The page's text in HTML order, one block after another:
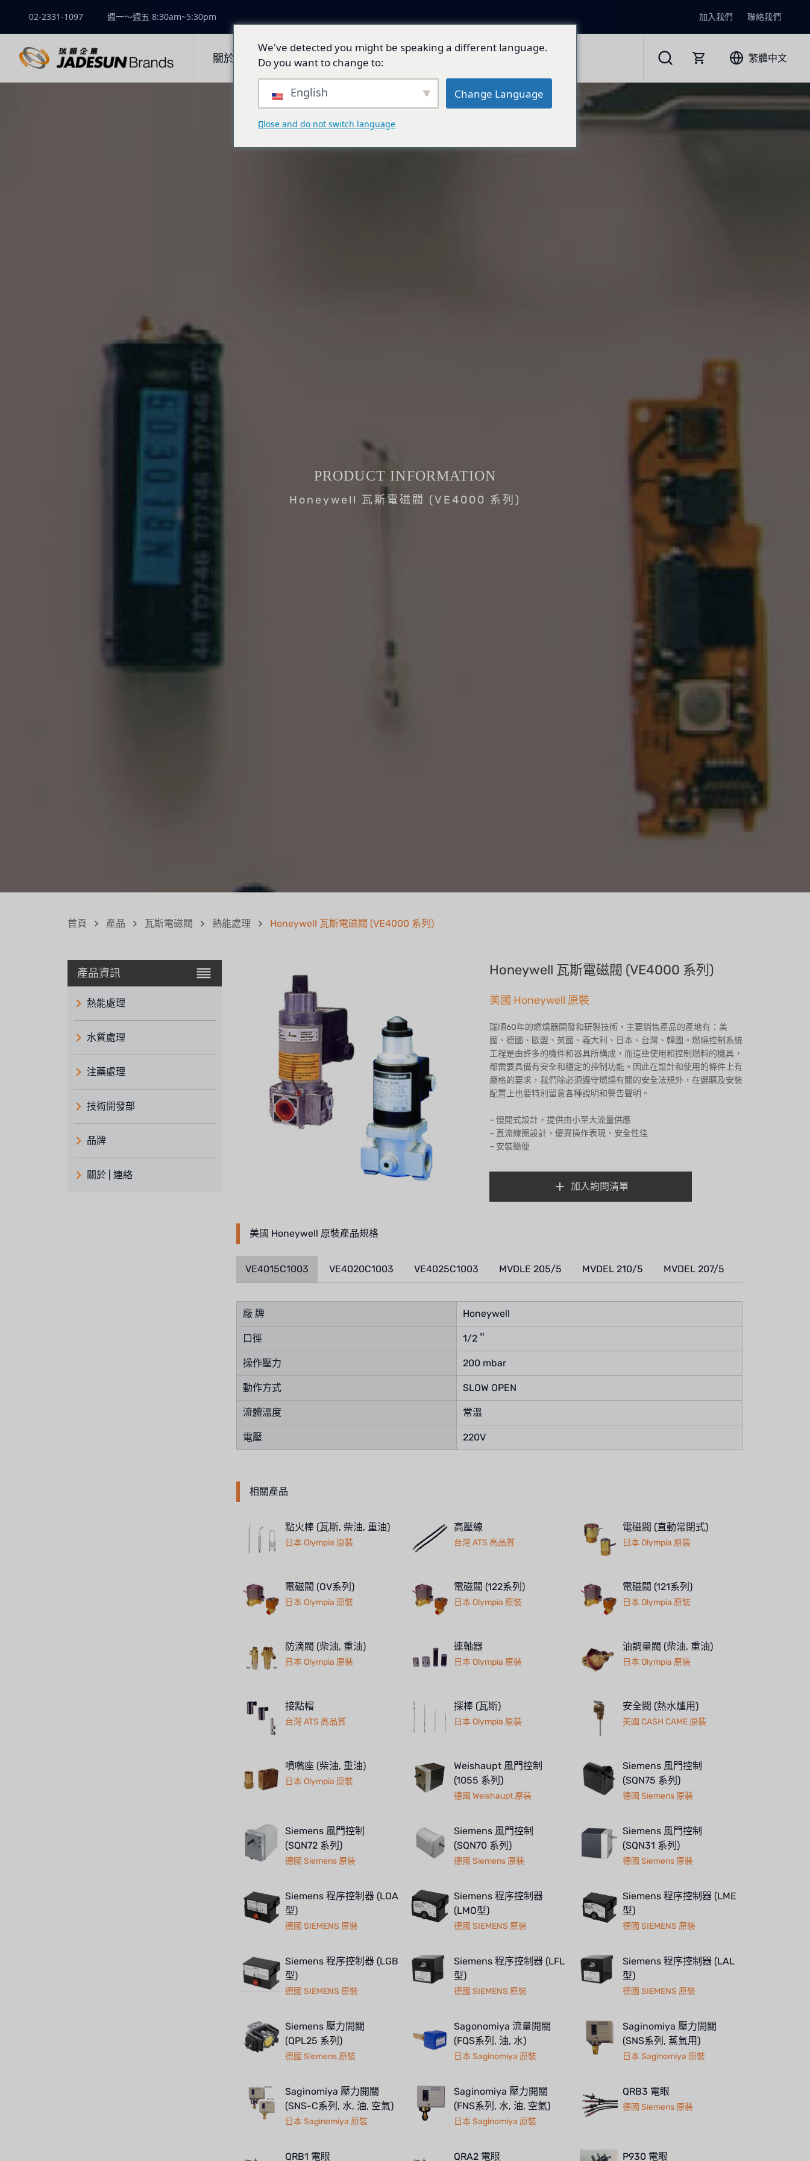
02-2331-1097 週一～週五 8:30am~5:30pm 加入我們 聯絡我們
關於瑞順 產品與解決方案 技術開發 總代理品牌 繁體中文
PRODUCT INFORMATION
Honeywell 瓦斯電磁閥 (VE4000 系列)
首頁 產品 瓦斯電磁閥 熱能處理 Honeywell 瓦斯電磁閥 (VE4000 系列)
產品資訊
熱能處理
水質處理
注藥處理
技術開發部
品牌
義大利 ATLAS
關於 | 連絡
Honeywell 瓦斯電磁閥 (VE4000 系列)
美國 Honeywell 原裝
瑞順60年的燃燒器開發和研製技術，主要銷售產品的產地有：美
國、德國、歐盟、英國、義大利、日本、台灣、韓國。燃燒控制系統
工程是由許多的機件和器具所構成，而這些使用和控制燃料的機具，
都需要具備有安全和穩定的控制功能。因此在設計和使用的條件上有
嚴格的要求，我們除必須遵守燃燒有關的安全法規外，在選購及安裝
配置上也要特別留意各種說明和警告聲明。
– 慢開式設計，提供由小至大流量供應
– 直流線圈設計，優異操作表現、安全性佳
– 安裝簡便
加入詢問清單
美國 Honeywell 原裝產品規格
VE4015C1003 VE4020C1003 VE4025C1003 MVDLE 205/5 MVDEL 210/5 MVDEL 207/5
廠 牌 Honeywell
口徑 1/2＂
操作壓力 200 mbar
動作方式 SLOW OPEN
流體溫度 常溫
電壓 220V
相關產品
點火棒 (瓦斯, 柴油, 重油)
日本 Olympia 原裝
高壓線
台灣 ATS 高品質
電磁閥 (直動常閉式)
日本 Olympia 原裝
電磁閥 (OV系列)
日本 Olympia 原裝
電磁閥 (122系列)
日本 Olympia 原裝
電磁閥 (121系列)
日本 Olympia 原裝
防滴閥 (柴油, 重油)
日本 Olympia 原裝
連軸器
日本 Olympia 原裝
油調量閥 (柴油, 重油)
日本 Olympia 原裝
接點帽
台灣 ATS 高品質
探棒 (瓦斯)
日本 Olympia 原裝
安全閥 (熱水爐用)
美國 CASH CAME 原裝
噴嘴座 (柴油, 重油)
日本 Olympia 原裝
Weishaupt 風門控制
(1055 系列)
德國 Weishaupt 原裝
Siemens 風門控制
(SQN75 系列)
德國 Siemens 原裝
Siemens 風門控制
(SQN72 系列)
德國 Siemens 原裝
Siemens 風門控制
(SQN70 系列)
德國 Siemens 原裝
Siemens 風門控制
(SQN31 系列)
德國 Siemens 原裝
Siemens 程序控制器 (LOA
型)
德國 SIEMENS 原裝
Siemens 程序控制器
(LMO型)
德國 SIEMENS 原裝
Siemens 程序控制器 (LME
型)
德國 SIEMENS 原裝
Siemens 程序控制器 (LGB
型)
德國 SIEMENS 原裝
Siemens 程序控制器 (LFL
型)
德國 SIEMENS 原裝
Siemens 程序控制器 (LAL
型)
德國 SIEMENS 原裝
Siemens 壓力開關
(QPL25 系列)
德國 Siemens 原裝
Sagonomiya 流量開關
(FQS系列, 油, 水)
日本 Saginomiya 原裝
Saginomiya 壓力開關
(SNS系列, 蒸氣用)
日本 Saginomiya 原裝
Saginomiya 壓力開關
(SNS-C系列, 水, 油, 空氣)
日本 Saginomiya 原裝
Saginomiya 壓力開關
(FNS系列, 水, 油, 空氣)
日本 Saginomiya 原裝
QRB3 電眼
德國 Siemens 原裝
QRB1 電眼 QRA2 電眼 P930 電眼
We've detected you might be speaking a different language.
Do you want to change to:
English Change Language
Close and do not switch language